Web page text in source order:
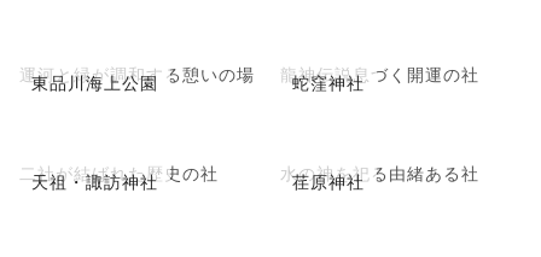
東品川海上公園
運河と緑が調和する憩いの場 蛇窪神社
龍神伝説息づく開運の社
天祖・諏訪神社
二社が結ばれた歴史の社 荏原神社
水の神を祀る由緒ある社